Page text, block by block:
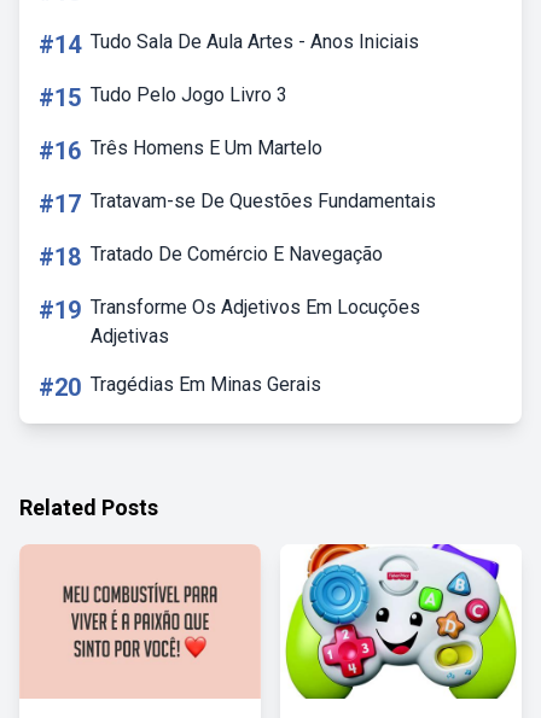
#14 Tudo Sala De Aula Artes - Anos Iniciais
#15 Tudo Pelo Jogo Livro 3
#16 Três Homens E Um Martelo
#17 Tratavam-se De Questões Fundamentais
#18 Tratado De Comércio E Navegação
#19 Transforme Os Adjetivos Em Locuções
Adjetivas
#20 Tragédias Em Minas Gerais
Related Posts